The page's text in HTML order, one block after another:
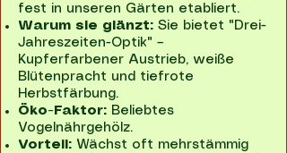
fest in unseren Gärten etabliert.
Warum sie glänzt: Sie bietet "Drei-
Jahreszeiten-Optik" –
Kupferfarbener Austrieb, weiße
Blütenpracht und tiefrote
Herbstfärbung.
Öko-Faktor: Beliebtes
Vogelnährgehölz.
Vorteil: Wächst oft mehrstämmig